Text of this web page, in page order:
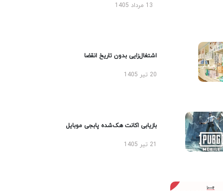
13 مرداد 1405
اشتغال‌زایی بدون تاریخ انقضا
20 تیر 1405
بازیابی اکانت هک‌شده پابجی موبایل